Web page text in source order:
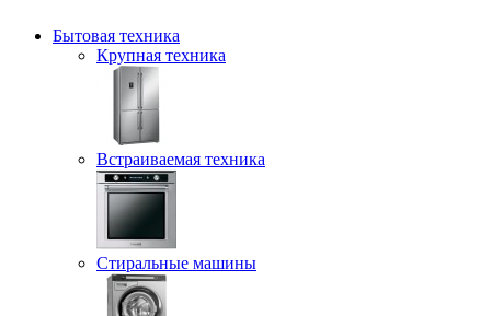
Бытовая техника
Крупная техника
Встраиваемая техника
Стиральные машины